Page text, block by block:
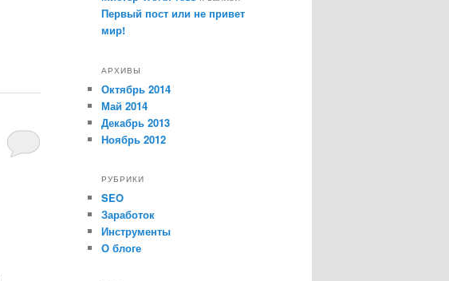
Первый пост или не привет
мир!
АРХИВЫ
Октябрь 2014
Май 2014
Декабрь 2013
Ноябрь 2012
РУБРИКИ
SEO
Заработок
Инструменты
О блоге